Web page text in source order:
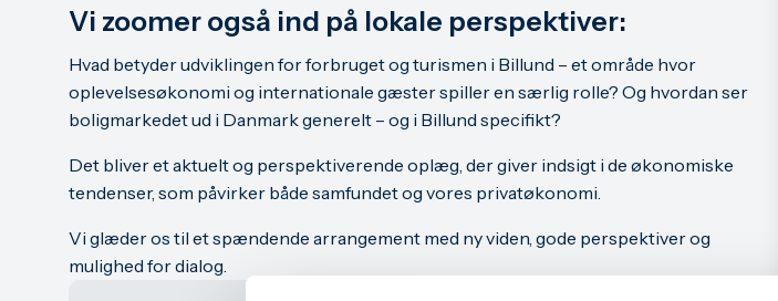
Vi zoomer også ind på lokale perspektiver:
Hvad betyder udviklingen for forbruget og turismen i Billund – et område hvor
oplevelsesøkonomi og internationale gæster spiller en særlig rolle? Og hvordan ser
boligmarkedet ud i Danmark generelt – og i Billund specifikt?
Det bliver et aktuelt og perspektiverende oplæg, der giver indsigt i de økonomiske
tendenser, som påvirker både samfundet og vores privatøkonomi.
Vi glæder os til et spændende arrangement med ny viden, gode perspektiver og
mulighed for dialog.